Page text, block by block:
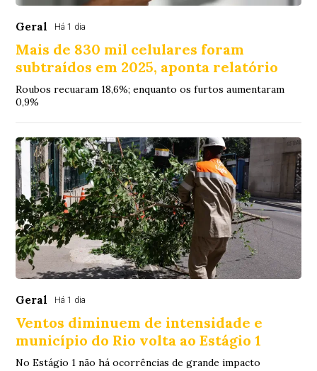
Geral Há 1 dia
Mais de 830 mil celulares foram
subtraídos em 2025, aponta relatório
Roubos recuaram 18,6%; enquanto os furtos aumentaram
0,9%
Geral Há 1 dia
Ventos diminuem de intensidade e
município do Rio volta ao Estágio 1
No Estágio 1 não há ocorrências de grande impacto